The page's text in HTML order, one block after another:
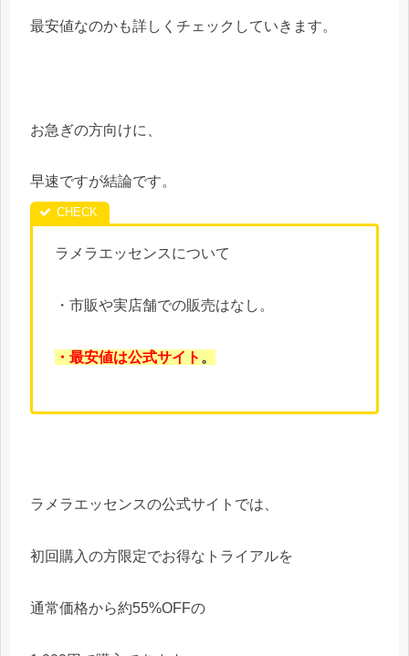
最安値なのかも詳しくチェックしていきます。
お急ぎの方向けに、
早速ですが結論です。
ラメラエッセンスについて
・市販や実店舗での販売はなし。
・最安値は公式サイト 。
ラメラエッセンスの公式サイトでは、
初回購入の方限定でお得なトライアルを
通常価格から約55%OFFの